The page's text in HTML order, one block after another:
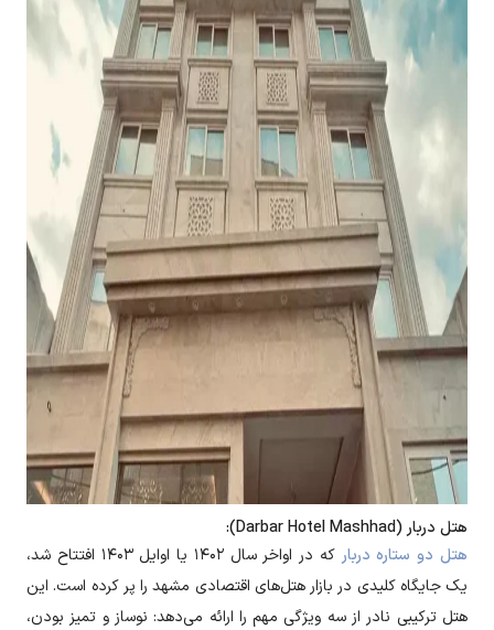
هتل دربار (Darbar Hotel Mashhad):
هتل دو ستاره دربار
که در اواخر سال ۱۴۰۲ یا اوایل ۱۴۰۳ افتتاح شد،
یک جایگاه کلیدی در بازار هتل‌های اقتصادی مشهد را پر کرده است. این
هتل ترکیبی نادر از سه ویژگی مهم را ارائه می‌دهد: نوساز و تمیز بودن،